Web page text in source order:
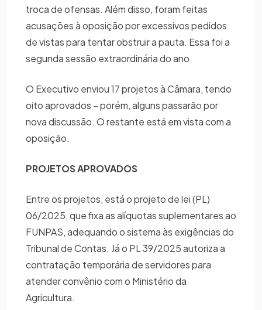
troca de ofensas. Além disso, foram feitas
acusações à oposição por excessivos pedidos
de vistas para tentar obstruir a pauta. Essa foi a
segunda sessão extraordinária do ano.
O Executivo enviou 17 projetos à Câmara, tendo
oito aprovados – porém, alguns passarão por
nova discussão. O restante está em vista com a
oposição.
PROJETOS APROVADOS
Entre os projetos, está o projeto de lei (PL)
06/2025, que fixa as alíquotas suplementares ao
FUNPAS, adequando o sistema às exigências do
Tribunal de Contas. Já o PL 39/2025 autoriza a
contratação temporária de servidores para
atender convênio com o Ministério da
Agricultura.